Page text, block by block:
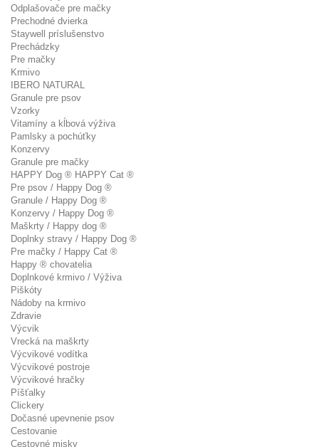
Odplašovače pre mačky
Prechodné dvierka
Staywell príslušenstvo
Prechádzky
Pre mačky
Krmivo
IBERO NATURAL
Granule pre psov
Vzorky
Vitamíny a kĺbová výživa
Pamlsky a pochúťky
Konzervy
Granule pre mačky
HAPPY Dog ® HAPPY Cat ®
Pre psov / Happy Dog ®
Granule / Happy Dog ®
Konzervy / Happy Dog ®
Maškrty / Happy dog ®
Doplnky stravy / Happy Dog ®
Pre mačky / Happy Cat ®
Happy ® chovatelia
Doplnkové krmivo / Výživa
Piškóty
Nádoby na krmivo
Zdravie
Výcvik
Vrecká na maškrty
Výcvikové vodítka
Výcvikové postroje
Výcvikové hračky
Píšťalky
Clickery
Dočasné upevnenie psov
Cestovanie
Cestovné misky